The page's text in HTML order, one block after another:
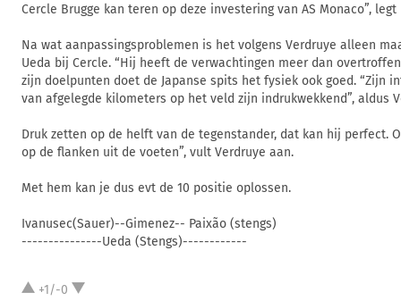
Cercle Brugge kan teren op deze investering van AS Monaco”,
Na wat aanpassingsproblemen is het volgens Verdruye alleen
Ueda bij Cercle. “Hij heeft de verwachtingen meer dan
zijn doelpunten doet de Japanse spits het fysiek ook goed. “Zijn
van afgelegde kilometers op het veld zijn indrukwekkend”, aldus
Druk zetten op de helft van de tegenstander, dat kan hij perfect.
op de flanken uit de voeten”, vult Verdruye aan.
Met hem kan je dus evt de 10 positie oplossen.
Ivanusec(Sauer)--Gimenez-- Paixão (stengs)
---------------Ueda (Stengs)------------
+1/-0